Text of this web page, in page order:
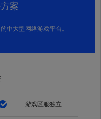
案
中大型网络游戏平台。
游戏区服独立